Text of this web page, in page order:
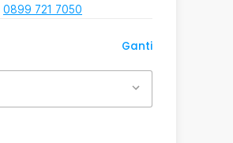
0899 721 7050
Ganti